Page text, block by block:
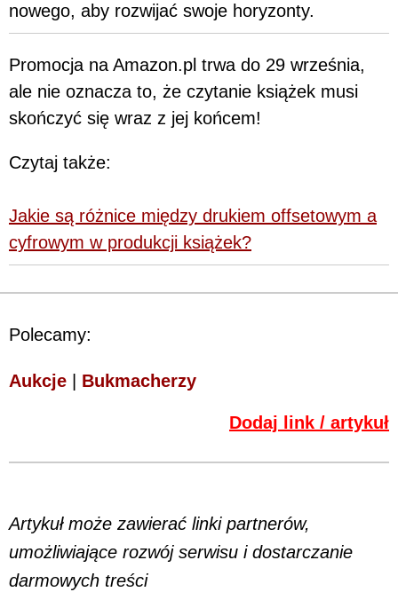
nowego, aby rozwijać swoje horyzonty.
Promocja na Amazon.pl trwa do 29 września,
ale nie oznacza to, że czytanie książek musi
skończyć się wraz z jej końcem!
Czytaj także:
Jakie są różnice między drukiem offsetowym a
cyfrowym w produkcji książek?
Polecamy:
Aukcje Bukmacherzy
Dodaj link / artykuł
Artykuł może zawierać linki partnerów,
umożliwiające rozwój serwisu i dostarczanie
darmowych treści